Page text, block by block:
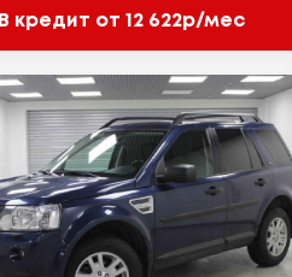
В кредит от 12 622р/мес